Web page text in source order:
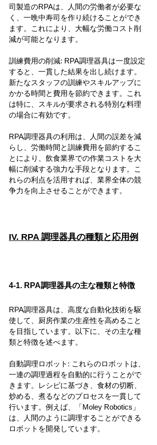
司製造のRPAは、人間の労働者が必要な
く、一晩中寿司を作り続けることができ
ます。これにより、大幅な労働コスト削
減が可能となります。
訓練費用の削減: RPA調理器具は一度設定
すると、一貫した結果を出し続けます。
新たなスタッフの訓練やスキルアップに
かかる時間と費用を節約できます。これ
は特に、スキルが要求される特別な料理
の場合に有効です。
RPA調理器具の利用は、人間の誤差を減
らし、労働時間と訓練費用を節約するこ
とにより、飲食業界での作業コストを大
幅に削減する強力な手段となります。こ
れらの利点を活用すれば、業界全体の競
争力を向上させることができます。
IV. RPA 調理器具の種類と応用例
4-1. RPA調理器具の主な種類と特徴
RPA調理器具は、高度な自動化技術を駆
使して、厨房作業の生産性を高めること
を目指しています。以下に、その主な種
類と特徴を述べます。
自動調理ロボット: これらのロボットは、
一連の調理過程を自動的に行うことがで
きます。レシピに基づき、食材の切断、
炒める、煮るなどのプロセスを一貫して
行います。例えば、「Moley Robotics」
は、人間のように調理することができる
ロボットを開発しています。